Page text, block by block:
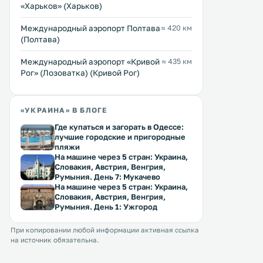
центром с крытым бассейном. Для
гостей обустроена бесплатная
частная парковка. .
«Харьков» (Харьков)
Международный аэропорт Полтава
(Полтава)
≈ 420 км
Международный аэропорт «Кривой
Рог» (Лозоватка) (Кривой Рог)
≈ 435 км
«УКРАИНА» В БЛОГЕ
Где купаться и загорать в Одессе:
лучшие городские и пригородные
пляжи
На машине через 5 стран: Украина,
Словакия, Австрия, Венгрия,
Румыния. День 7: Мукачево
На машине через 5 стран: Украина,
Словакия, Австрия, Венгрия,
Румыния. День 1: Ужгород
При копировании любой информации активная ссылка
на источник обязательна.